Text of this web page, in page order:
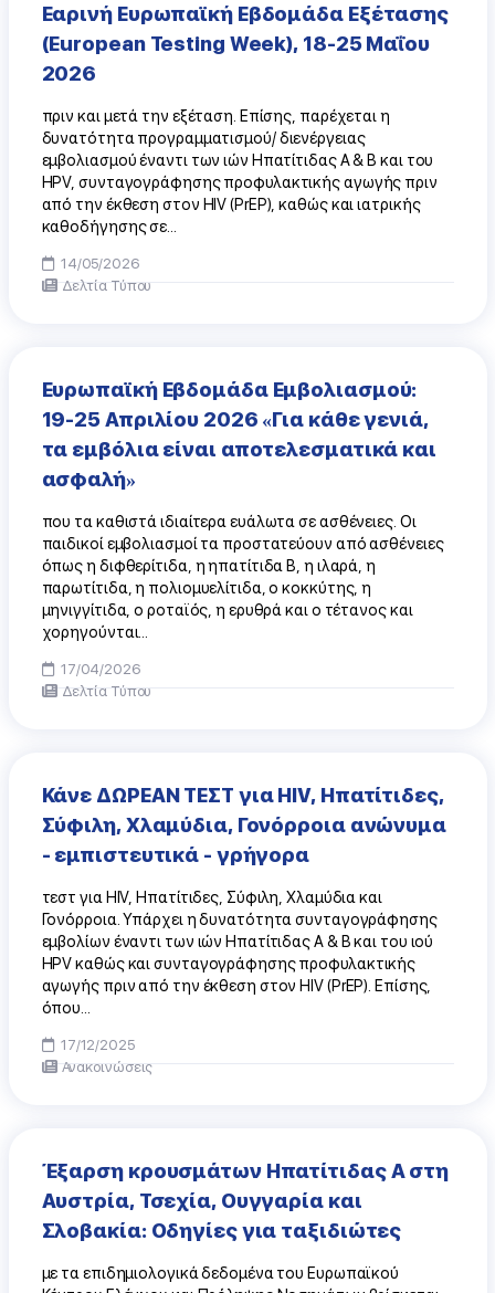
Εαρινή Ευρωπαϊκή Εβδομάδα Εξέτασης
(European Testing Week), 18-25 Μαΐου
2026
πριν και μετά την εξέταση. Επίσης, παρέχεται η
δυνατότητα προγραμματισμού/ διενέργειας
εμβολιασμού έναντι των ιών Ηπατίτιδας Α & Β και του
HPV, συνταγογράφησης προφυλακτικής αγωγής πριν
από την έκθεση στον HIV (PrEP), καθώς και ιατρικής
καθοδήγησης σε...
14/05/2026
Δελτία Τύπου
Ευρωπαϊκή Εβδομάδα Εμβολιασμού:
19-25 Απριλίου 2026 «Για κάθε γενιά,
τα εμβόλια είναι αποτελεσματικά και
ασφαλή»
που τα καθιστά ιδιαίτερα ευάλωτα σε ασθένειες. Οι
παιδικοί εμβολιασμοί τα προστατεύουν από ασθένειες
όπως η διφθερίτιδα, η ηπατίτιδα Β, η ιλαρά, η
παρωτίτιδα, η πολιομυελίτιδα, ο κοκκύτης, η
μηνιγγίτιδα, ο ροταϊός, η ερυθρά και ο τέτανος και
χορηγούνται...
17/04/2026
Δελτία Τύπου
Κάνε ΔΩΡΕΑΝ ΤΕΣΤ για HIV, Ηπατίτιδες,
Σύφιλη, Χλαμύδια, Γονόρροια ανώνυμα
- εμπιστευτικά - γρήγορα
τεστ για HIV, Ηπατίτιδες, Σύφιλη, Χλαμύδια και
Γονόρροια. Υπάρχει η δυνατότητα συνταγογράφησης
εμβολίων έναντι των ιών Ηπατίτιδας Α & Β και του ιού
HPV καθώς και συνταγογράφησης προφυλακτικής
αγωγής πριν από την έκθεση στον HIV (PrEP). Επίσης,
όπου...
17/12/2025
Ανακοινώσεις
Έξαρση κρουσμάτων Ηπατίτιδας Α στη
Αυστρία, Τσεχία, Ουγγαρία και
Σλοβακία: Οδηγίες για ταξιδιώτες
με τα επιδημιολογικά δεδομένα του Ευρωπαϊκού